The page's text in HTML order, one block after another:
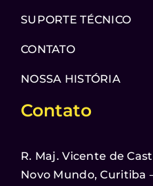
SUPORTE TÉCNICO
CONTATO
NOSSA HISTÓRIA
Contato
R. Maj. Vicente de
Novo Mundo, Curitiba